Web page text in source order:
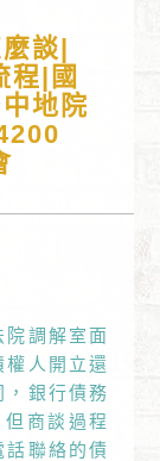
談|
程|國
地院
調解室面
人開立還
銀行債務
商談過程
聯絡的債